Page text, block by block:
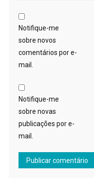
Notifique-me
sobre novos
comentários por e-
mail.
Notifique-me
sobre novas
publicações por e-
mail.